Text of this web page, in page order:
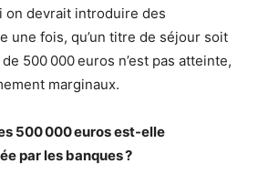
on devrait introduire des
une fois, qu’un titre de séjour soit
500 000 euros n’est pas atteinte,
marginaux.
500 000 euros est-elle
par les banques ?